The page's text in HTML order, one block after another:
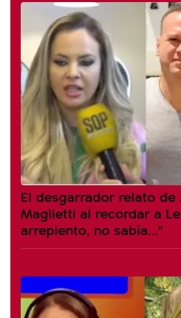
El desgarrador relato de
Maglietti al recordar a
arrepiento, no sabía..."